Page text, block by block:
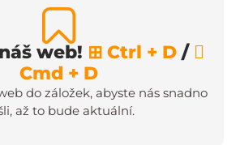
web! ⊞ Ctrl + D / 
Cmd + D
do záložek, abyste nás snadno
až to bude aktuální.